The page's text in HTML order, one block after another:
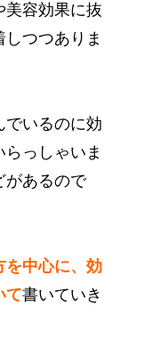
美容効果に抜
つつありま
でいるのに効
っしゃいま
があるので
を中心に、効
て書いていき